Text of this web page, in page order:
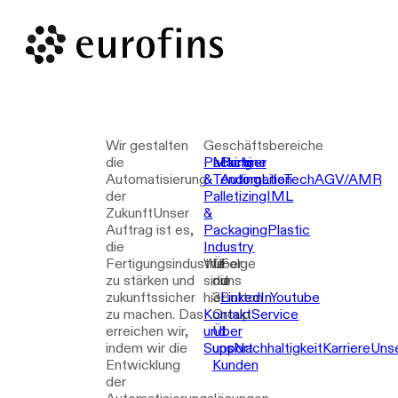
Wir gestalten
die
Automatisierung
der
ZukunftUnser
Auftrag ist es,
die
Fertigungsindustrie
zu stärken und
zukunftssicher
zu machen. Das
erreichen wir,
indem wir die
Entwicklung
der
Geschäftsbereiche
Packing
&
PalletizingIML
&
PackagingPlastic
Industry
Machine
TendingLifeTechAGV/AMR
Partner
Automation
Wir
sind
hier
KontaktService
und
Support
Über
die
3Button
Group
Über
unsNachhaltigkeitKarriere
Kunden
Folge
uns
LinkedInYoutube